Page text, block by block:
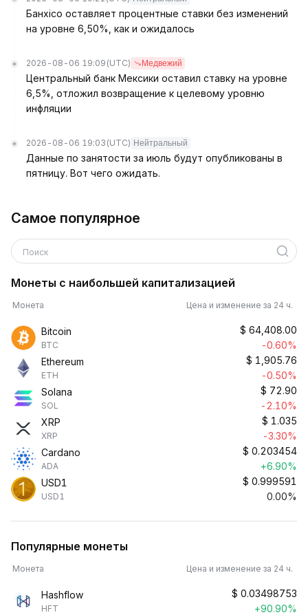
Банxico оставляет процентные ставки без изменений
на уровне 6,50%, как и ожидалось
2026-08-06 19:09 (UTC) Медвежий
Центральный банк Мексики оставил ставку на уровне
6,5%, отложил возвращение к целевому уровню
инфляции
2026-08-06 19:03 (UTC) Нейтральный
Данные по занятости за июль будут опубликованы в
пятницу. Вот чего ожидать.
Самое популярное
Поиск
Монеты с наибольшей капитализацией
Монета Цена и изменение за 24 ч.
Bitcoin
BTC
$ 64,408.00
-0.60%
Ethereum
ETH
$ 1,905.76
-0.50%
Solana
SOL
$ 72.90
-2.10%
XRP
XRP
$ 1.035
-3.30%
Cardano
ADA
$ 0.203454
+6.90%
USD1
USD1
$ 0.999591
0.00%
Популярные монеты
Монета Цена и изменение за 24 ч.
Hashflow
HFT
$ 0.03498753
+90.90%